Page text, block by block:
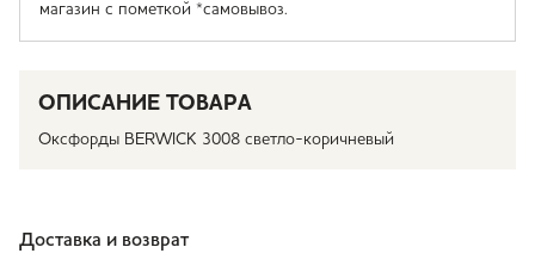
магазин с пометкой *самовывоз.
ОПИСАНИЕ ТОВАРА
Оксфорды BERWICK 3008 светло-коричневый
Доставка и возврат